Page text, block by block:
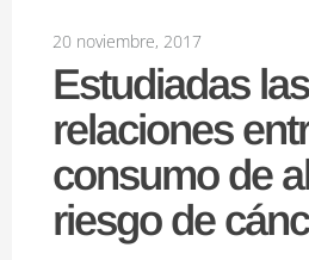
20 noviembre, 2017
Estudiadas las
relaciones
consumo de
riesgo de